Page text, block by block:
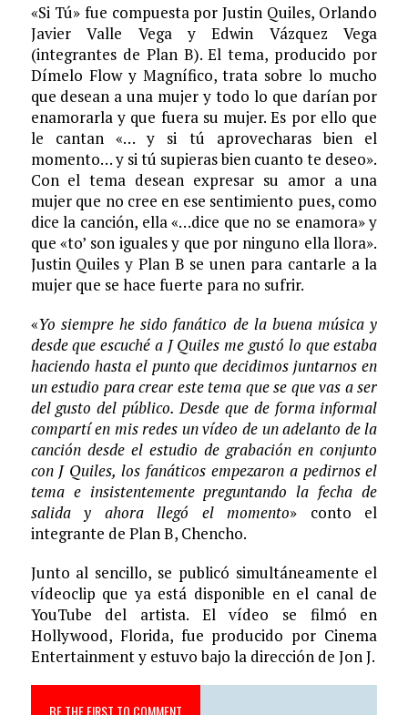
«Si Tú» fue compuesta por Justin Quiles, Orlando
Javier Valle Vega y Edwin Vázquez Vega
(integrantes de Plan B). El tema, producido por
Dímelo Flow y Magnífico, trata sobre lo mucho
que desean a una mujer y todo lo que darían por
enamorarla y que fuera su mujer. Es por ello que
le cantan «… y si tú aprovecharas bien el
momento… y si tú supieras bien cuanto te deseo».
Con el tema desean expresar su amor a una
mujer que no cree en ese sentimiento pues, como
dice la canción, ella «…dice que no se enamora» y
que «to’ son iguales y que por ninguno ella llora».
Justin Quiles y Plan B se unen para cantarle a la
mujer que se hace fuerte para no sufrir.
«Yo siempre he sido fanático de la buena música y
desde que escuché a J Quiles me gustó lo que estaba
haciendo hasta el punto que decidimos juntarnos en
un estudio para crear este tema que se que vas a ser
del gusto del público. Desde que de forma informal
compartí en mis redes un vídeo de un adelanto de la
canción desde el estudio de grabación en conjunto
con J Quiles, los fanáticos empezaron a pedirnos el
tema e insistentemente preguntando la fecha de
salida y ahora llegó el momento» conto el
integrante de Plan B, Chencho.
Junto al sencillo, se publicó simultáneamente el
vídeoclip que ya está disponible en el canal de
YouTube del artista. El vídeo se filmó en
Hollywood, Florida, fue producido por Cinema
Entertainment y estuvo bajo la dirección de Jon J.
BE THE FIRST TO COMMENT